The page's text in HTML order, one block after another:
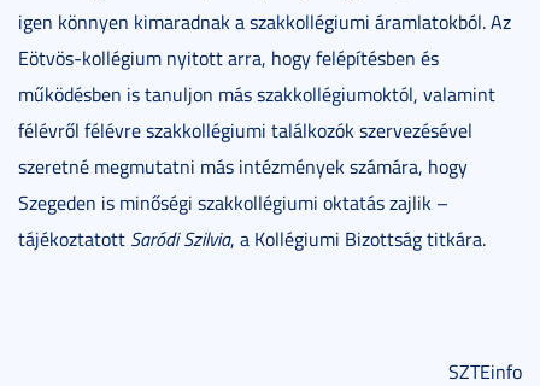
igen könnyen kimaradnak a szakkollégiumi áramlatokból. Az
Eötvös-kollégium nyitott arra, hogy felépítésben és
működésben is tanuljon más szakkollégiumoktól, valamint
félévről félévre szakkollégiumi találkozók szervezésével
szeretné megmutatni más intézmények számára, hogy
Szegeden is minőségi szakkollégiumi oktatás zajlik –
tájékoztatott Saródi Szilvia, a Kollégiumi Bizottság titkára.
SZTEinfo